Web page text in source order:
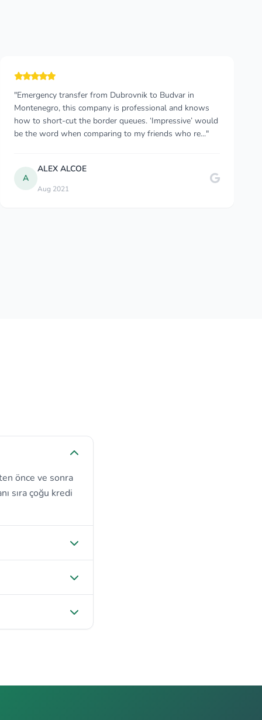
"Terrific service, flight was delayed almost 90 minutes, I
was worried, but once I left customs the driver was
waiting with a sign/my name. Helped with luggage
drove to hotel. I also booked this servic..."
C
Cruisin Bob
Jun 2025
önce ve sonra
sıra çoğu kredi